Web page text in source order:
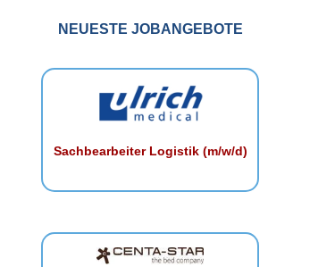
NEUESTE JOBANGEBOTE
Sachbearbeiter Logistik (m/w/d)